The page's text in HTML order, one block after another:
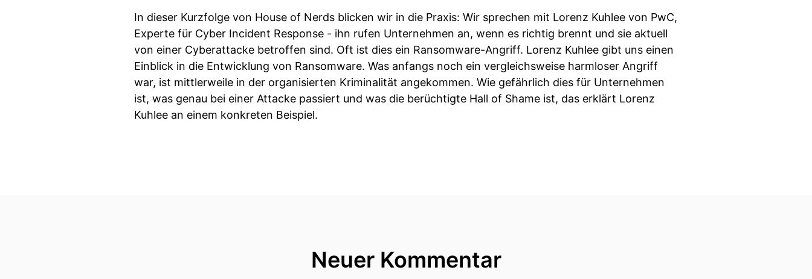
In dieser Kurzfolge von House of Nerds blicken wir in die Praxis: Wir sprechen mit Lorenz Kuhlee von PwC,
Experte für Cyber Incident Response - ihn rufen Unternehmen an, wenn es richtig brennt und sie aktuell
von einer Cyberattacke betroffen sind. Oft ist dies ein Ransomware-Angriff. Lorenz Kuhlee gibt uns einen
Einblick in die Entwicklung von Ransomware. Was anfangs noch ein vergleichsweise harmloser Angriff
war, ist mittlerweile in der organisierten Kriminalität angekommen. Wie gefährlich dies für Unternehmen
ist, was genau bei einer Attacke passiert und was die berüchtigte Hall of Shame ist, das erklärt Lorenz
Kuhlee an einem konkreten Beispiel.
Neuer Kommentar